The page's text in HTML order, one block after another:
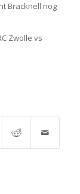
Bracknell nog
Zwolle vs